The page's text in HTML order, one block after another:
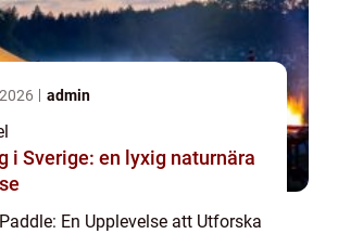
admin
i Sverige: en lyxig naturnära
En Upplevelse att Utforska